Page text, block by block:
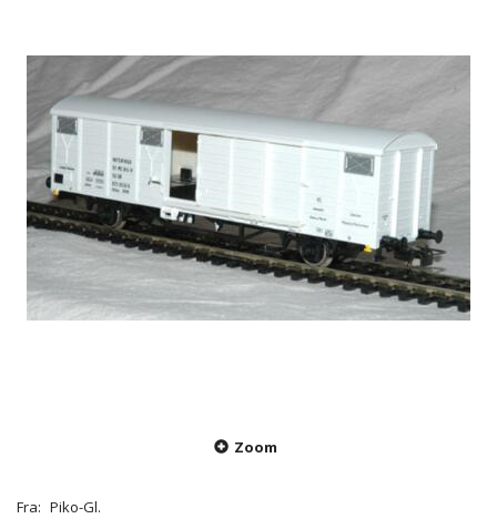
Zoom
Fra: Piko-Gl.